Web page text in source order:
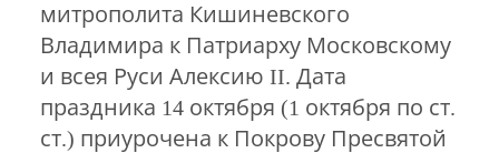
митрополита Кишиневского
Владимира к Патриарху Московскому
и всея Руси Алексию II. Дата
праздника 14 октября (1 октября по ст.
ст.) приурочена к Покрову Пресвятой